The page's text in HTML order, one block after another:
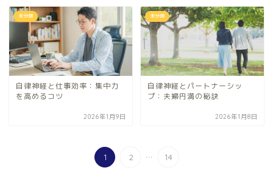
未分類
自律神経と仕事効率：集中力
を高めるコツ
2026年1月9日
未分類
自律神経とパートナーシッ
プ：夫婦円満の秘訣
2026年1月8日
1 2 ... 14